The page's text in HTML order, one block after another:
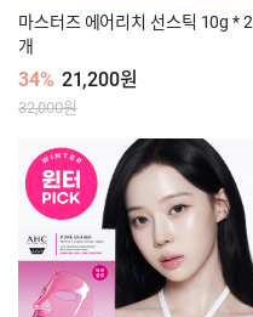
마스터즈 에어리치 선스틱 10g * 2
개
34% 21,200원
32,000원